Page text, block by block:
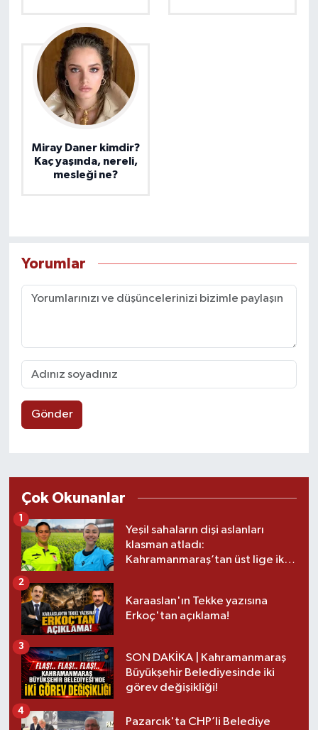
Miray Daner kimdir?
Kaç yaşında, nereli,
mesleği ne?
Yorumlar
Gönder
Çok Okunanlar
Yeşil sahaların dişi aslanları
klasman atladı:
Kahramanmaraş’tan üst lige iki
1
Karaaslan'ın Tekke yazısına
Erkoç'tan açıklama!
2
SON DAKİKA | Kahramanmaraş
Büyükşehir Belediyesinde iki
görev değişikliği!
3
Pazarcık'ta CHP’li Belediye
4